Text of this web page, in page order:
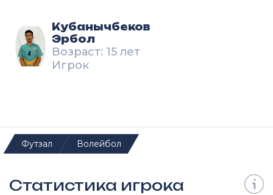
Кубанычбеков
Эрбол
Возраст: 15 лет
Игрок
Футзал Волейбол
Статистика игрока